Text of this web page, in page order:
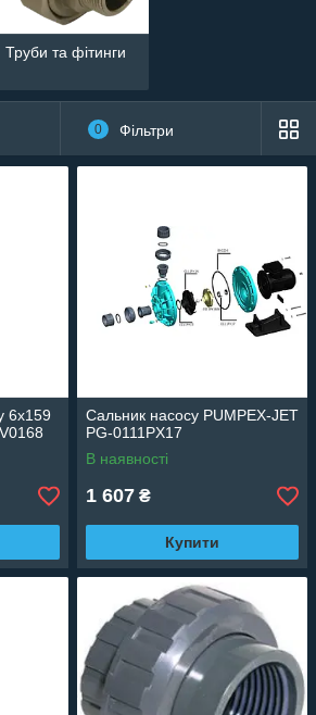
Труби та фітинги
0 Фільтри
6х159
Сальник насосу PUMPEX-JET
PG-0111PX17
В наявності
1 607 ₴
Купити